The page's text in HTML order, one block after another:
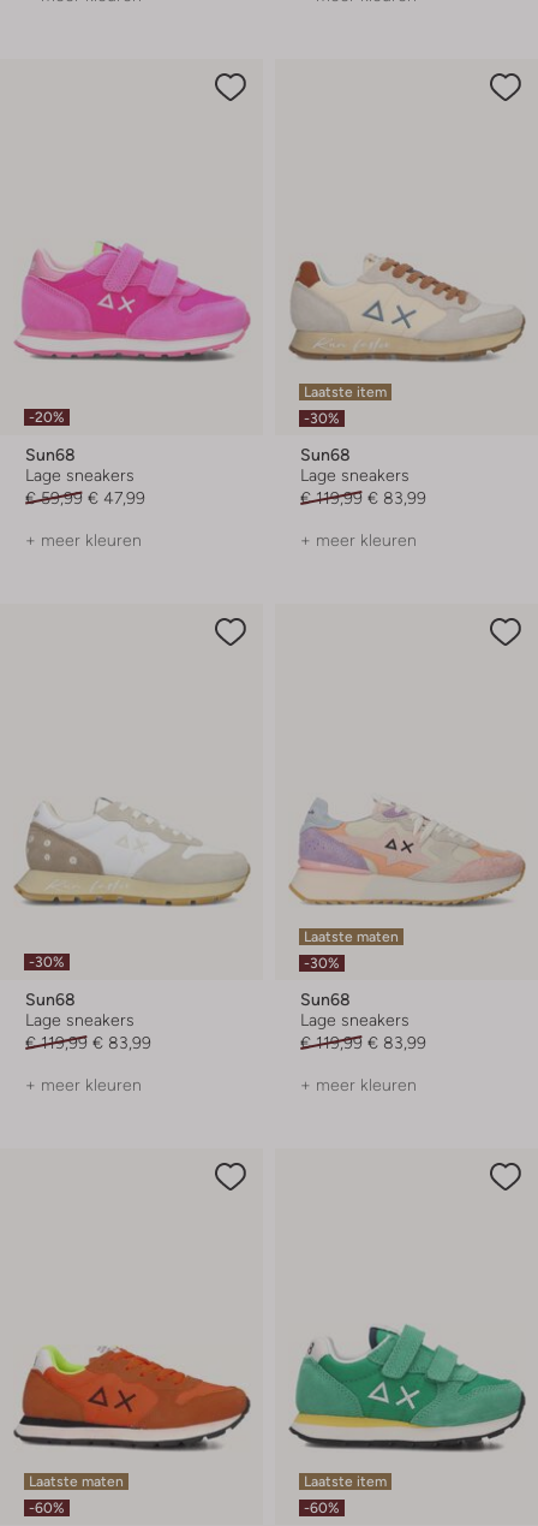
-20%
Sun68
Lage sneakers
€ 59,99 € 47,99
+ meer kleuren
Laatste item
-30%
Sun68
Lage sneakers
€ 119,99 € 83,99
+ meer kleuren
-30%
Sun68
Lage sneakers
€ 119,99 € 83,99
+ meer kleuren
Laatste maten
-30%
Sun68
Lage sneakers
€ 119,99 € 83,99
+ meer kleuren
Laatste maten
-60%
Laatste item
-60%